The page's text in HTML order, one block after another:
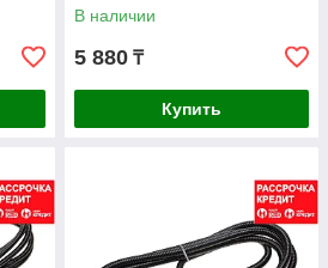
В наличии
5 880 ₸
Купить